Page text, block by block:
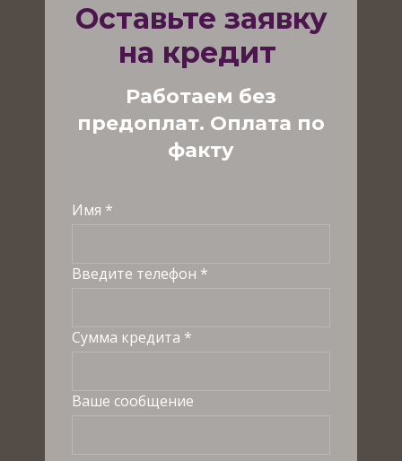
Оставьте заявку
на кредит
Работаем без
предоплат. Оплата по
факту
Имя *
Введите телефон *
Сумма кредита *
Ваше сообщение